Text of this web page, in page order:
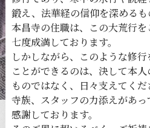
鍛え、 法華経の信仰を深める も
本昌寺の住職は、 この大荒行を
七度成満しております。
しかしながら、
このような修行
ことができるのは、 決して本人
ものではなく、
日々支えてくだ
寺族、 スタッフの力添えがあっ
感謝しております。